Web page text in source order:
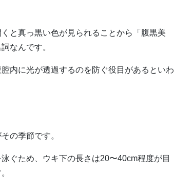
と真っ黒い色が見られることから「腹黒美
なんです。
内に光が透過するのを防ぐ役目があるといわ
の季節です。
ぐため、ウキ下の長さは20〜40cm程度が目